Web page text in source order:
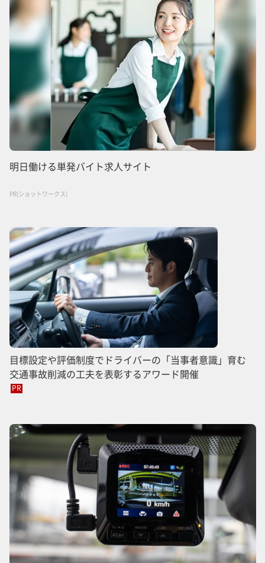
明日働ける単発バイト求人サイト
PR(ショットワークス)
目標設定や評価制度でドライバーの「当事者意識」育む
交通事故削減の工夫を表彰するアワード開催
PR